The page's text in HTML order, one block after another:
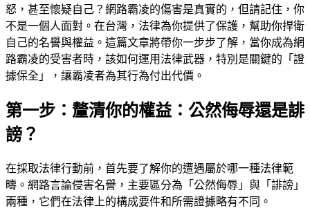
怒，甚至懷疑自己？網路霸凌的傷害是真實的，但請記住，你
不是一個人面對。在台灣，法律為你提供了保護，幫助你捍衛
自己的名譽與權益。這篇文章將帶你一步步了解，當你成為網
路霸凌的受害者時，該如何運用法律武器，特別是關鍵的「證
據保全」，讓霸凌者為其行為付出代價。
第一步：釐清你的權益：公然侮辱還是誹
謗？
在採取法律行動前，首先要了解你的遭遇屬於哪一種法律範
疇。網路言論侵害名譽，主要區分為「公然侮辱」與「誹謗」
兩種，它們在法律上的構成要件和所需證據略有不同。